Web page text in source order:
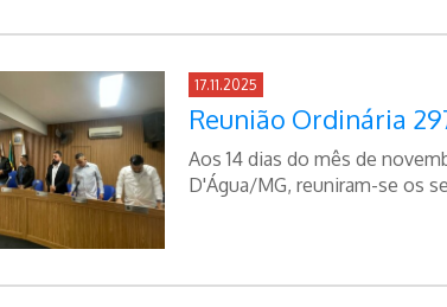
17.11.2025
Reunião Ordinária
Aos 14 dias do mês de
D'Água/MG, reuniram-se os